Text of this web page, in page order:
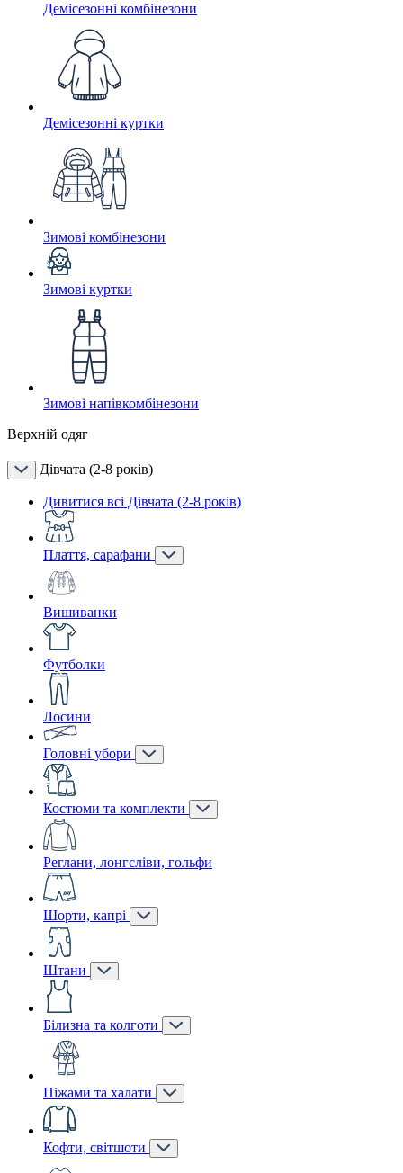
Демісезонні комбінезони
Демісезонні куртки
Зимові комбінезони
Зимові куртки
Зимові напівкомбінезони
Верхній одяг
Дівчата (2-8 років)
Дивитися всі Дівчата (2-8 років)
Плаття, сарафани
Вишиванки
Футболки
Лосини
Головні убори
Костюми та комплекти
Реглани, лонгсліви, гольфи
Шорти, капрі
Штани
Білизна та колготи
Піжами та халати
Кофти, світшоти